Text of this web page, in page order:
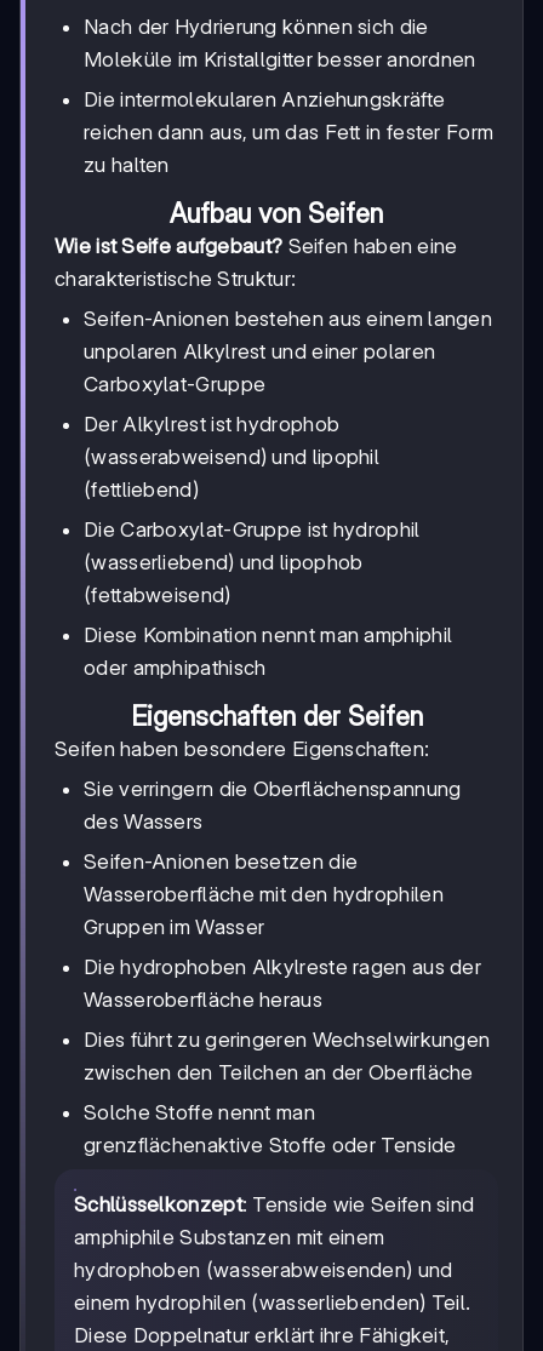
Nach der Hydrierung können sich die
Moleküle im Kristallgitter besser anordnen
Die intermolekularen Anziehungskräfte
reichen dann aus, um das Fett in fester Form
zu halten
Aufbau von Seifen
Wie ist Seife aufgebaut? Seifen haben eine
charakteristische Struktur:
Seifen-Anionen bestehen aus einem langen
unpolaren Alkylrest und einer polaren
Carboxylat-Gruppe
Der Alkylrest ist hydrophob
(wasserabweisend) und lipophil
(fettliebend)
Die Carboxylat-Gruppe ist hydrophil
(wasserliebend) und lipophob
(fettabweisend)
Diese Kombination nennt man amphiphil
oder amphipathisch
Eigenschaften der Seifen
Seifen haben besondere Eigenschaften:
Sie verringern die Oberflächenspannung
des Wassers
Seifen-Anionen besetzen die
Wasseroberfläche mit den hydrophilen
Gruppen im Wasser
Die hydrophoben Alkylreste ragen aus der
Wasseroberfläche heraus
Dies führt zu geringeren Wechselwirkungen
zwischen den Teilchen an der Oberfläche
Solche Stoffe nennt man
grenzflächenaktive Stoffe oder Tenside
Schlüsselkonzept: Tenside wie Seifen sind
amphiphile Substanzen mit einem
hydrophoben (wasserabweisenden) und
einem hydrophilen (wasserliebenden) Teil.
Diese Doppelnatur erklärt ihre Fähigkeit,